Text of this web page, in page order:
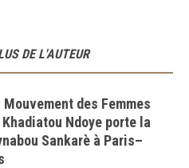
DE L'AUTEUR
Mouvement des Femmes
Khadiatou Ndoye porte la
Sankarè à Paris–